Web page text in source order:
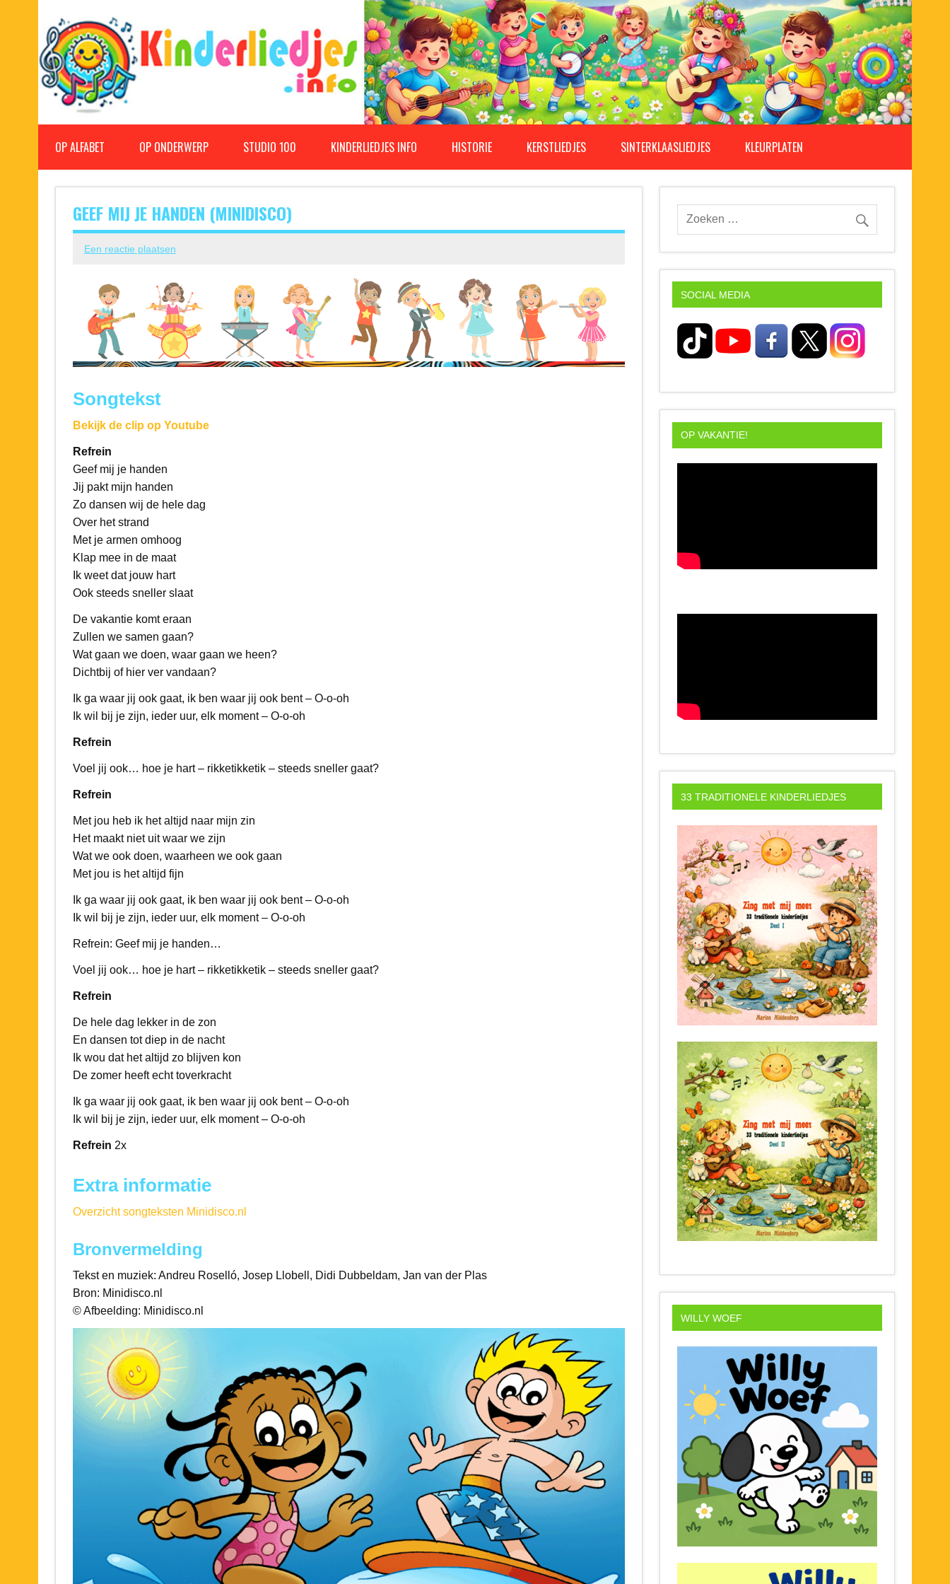
Kinderliedjes
OP ALFABET OP ONDERWERP STUDIO 100 KINDERLIEDJES INFO HISTORIE KERSTLIEDJES SINTERKLAASLIEDJES KLEURPLATEN
GEEF MIJ JE HANDEN (MINIDISCO)
Een reactie plaatsen
Songtekst
Bekijk de clip op Youtube
Refrein
Geef mij je handen
Jij pakt mijn handen
Zo dansen wij de hele dag
Over het strand
Met je armen omhoog
Klap mee in de maat
Ik weet dat jouw hart
Ook steeds sneller slaat
De vakantie komt eraan
Zullen we samen gaan?
Wat gaan we doen, waar gaan we heen?
Dichtbij of hier ver vandaan?
Ik ga waar jij ook gaat, ik ben waar jij ook bent – O-o-oh
Ik wil bij je zijn, ieder uur, elk moment – O-o-oh
Refrein
Voel jij ook… hoe je hart – rikketikketik – steeds sneller gaat?
Refrein
Met jou heb ik het altijd naar mijn zin
Het maakt niet uit waar we zijn
Wat we ook doen, waarheen we ook gaan
Met jou is het altijd fijn
Ik ga waar jij ook gaat, ik ben waar jij ook bent – O-o-oh
Ik wil bij je zijn, ieder uur, elk moment – O-o-oh
Refrein: Geef mij je handen…
Voel jij ook… hoe je hart – rikketikketik – steeds sneller gaat?
Refrein
De hele dag lekker in de zon
En dansen tot diep in de nacht
Ik wou dat het altijd zo blijven kon
De zomer heeft echt toverkracht
Ik ga waar jij ook gaat, ik ben waar jij ook bent – O-o-oh
Ik wil bij je zijn, ieder uur, elk moment – O-o-oh
Refrein 2x
Extra informatie
Overzicht songteksten Minidisco.nl
Bronvermelding
Tekst en muziek: Andreu Roselló, Josep Llobell, Didi Dubbeldam, Jan van der Plas
Bron: Minidisco.nl
© Afbeelding: Minidisco.nl
SOCIAL MEDIA
OP VAKANTIE!
33 TRADITIONELE KINDERLIEDJES
WILLY WOEF